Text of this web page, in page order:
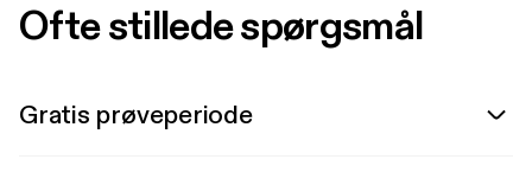
Ofte stillede spørgsmål
Gratis prøveperiode